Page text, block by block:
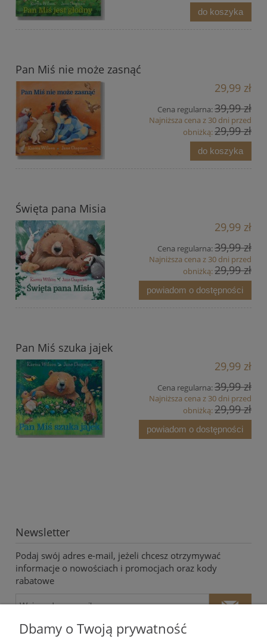
do koszyka
Pan Miś nie może zasnąć
29,99 zł
Cena regularna:39,99 zł
Najniższa cena z 30 dni przed
obniżką:29,99 zł
do koszyka
Święta pana Misia
29,99 zł
Cena regularna:39,99 zł
Najniższa cena z 30 dni przed
obniżką:29,99 zł
powiadom o dostępności
Pan Miś szuka jajek
29,99 zł
Cena regularna:39,99 zł
Najniższa cena z 30 dni przed
obniżką:29,99 zł
powiadom o dostępności
Newsletter
Podaj swój adres e-mail, jeżeli chcesz otrzymywać
informacje o nowościach i promocjach oraz kody
rabatowe
Dbamy o Twoją prywatność